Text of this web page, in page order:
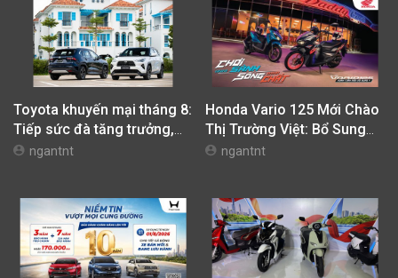
BÀI VIẾT LIÊN QUAN
Đánh giá Skoda Kushaq
nghi, giá cạnh tranh
Khoa NX
Đánh giá Subaru Forester
cùng hệ thống ADAS hoàn
hảo
Khoa NX